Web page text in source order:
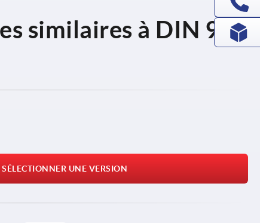
similaires à DIN 98,
UNE VERSION